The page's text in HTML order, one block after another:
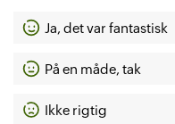
Cloud Hsm Datastore
Ja, det var fantastisk
På en måde, tak
Ikke rigtig